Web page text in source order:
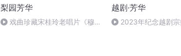
梨园芳华
戏曲珍藏宋桂玲老唱片《穆桂
越剧·芳华
2023年纪念越剧宗